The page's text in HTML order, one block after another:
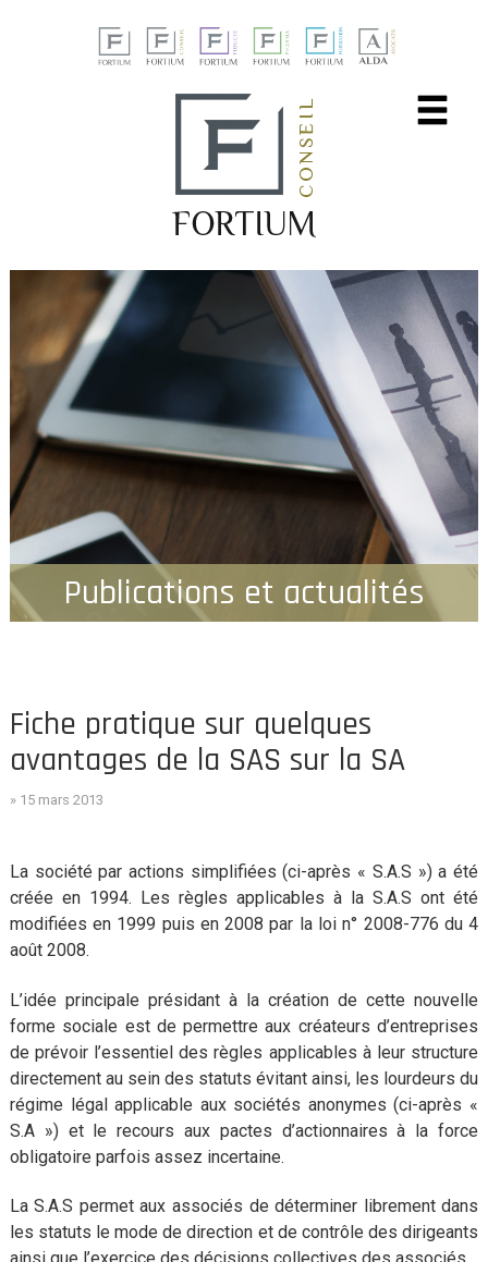
Publications et actualités
Fiche pratique sur quelques
avantages de la SAS sur la SA
» 15 mars 2013
La société par actions simplifiées (ci-après « S.A.S ») a été
créée en 1994. Les règles applicables à la S.A.S ont été
modifiées en 1999 puis en 2008 par la loi n° 2008-776 du 4
août 2008.
L’idée principale présidant à la création de cette nouvelle
forme sociale est de permettre aux créateurs d’entreprises
de prévoir l’essentiel des règles applicables à leur structure
directement au sein des statuts évitant ainsi, les lourdeurs du
régime légal applicable aux sociétés anonymes (ci-après «
S.A ») et le recours aux pactes d’actionnaires à la force
obligatoire parfois assez incertaine.
La S.A.S permet aux associés de déterminer librement dans
les statuts le mode de direction et de contrôle des dirigeants